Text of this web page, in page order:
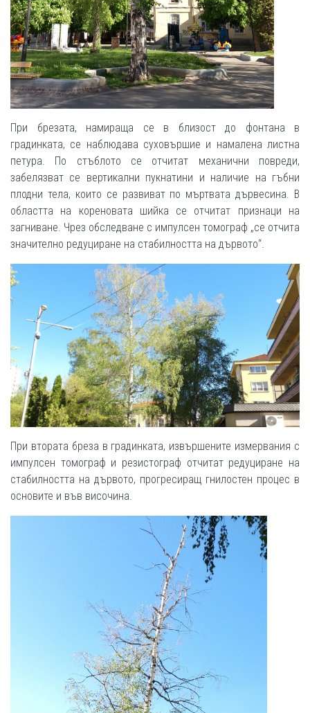
При брезата, намираща се в близост до фонтана в
градинката, се наблюдава суховършие и намалена листна
петура. По стъблото се отчитат механични повреди,
забелязват се вертикални пукнатини и наличие на гъбни
плодни тела, които се развиват по мъртвата дървесина. В
областта на кореновата шийка се отчитат признаци на
загниване. Чрез обследване с импулсен томограф „се отчита
значително редуциране на стабилността на дървото“.
При втората бреза в градинката, извършените измервания с
импулсен томограф и резистограф отчитат редуциране на
стабилността на дървото, прогресиращ гнилостен процес в
основите и във височина.